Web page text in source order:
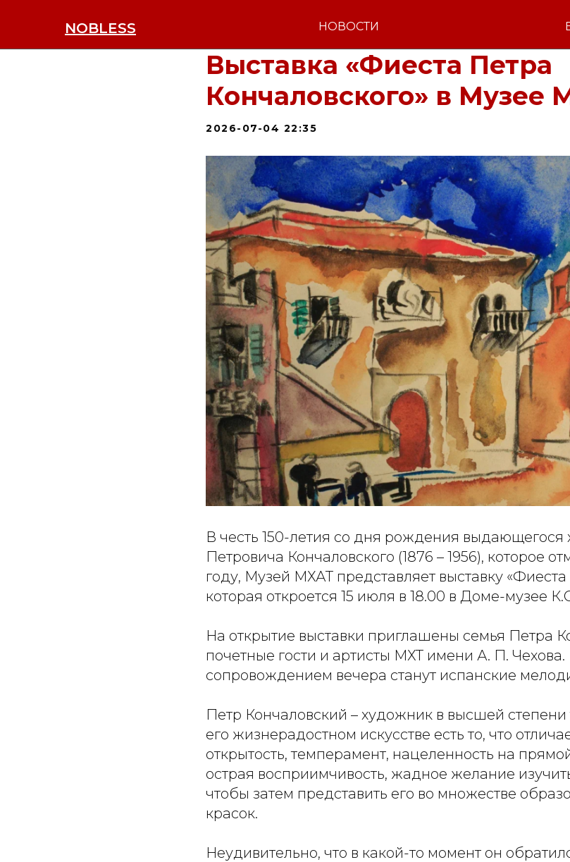
NOBLESS НОВОСТИ
Выставка «Фиеста Петра
Кончаловского» в Музее
2026-07-04 22:35
В честь 150-летия со дня рождения
Петровича Кончаловского (1876 – 1956), которое
году, Музей МХАТ представляет выставку
которая откроется 15 июля в 18.00 в Доме-музее
На открытие выставки приглашены семья Петра
почетные гости и артисты МХТ имени А. П.
сопровождением вечера станут испанские
Петр Кончаловский – художник в высшей
его жизнерадостном искусстве есть то, что
открытость, темперамент, нацеленность на
острая восприимчивость, жадное желание
чтобы затем представить его во множестве
красок.
Неудивительно, что в какой-то момент он